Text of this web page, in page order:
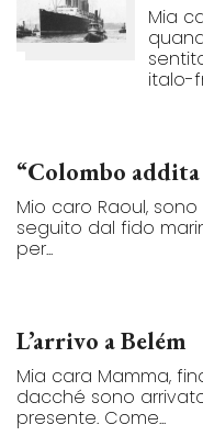
Mia
italo-
“Colombo addita
Mio caro Raoul,
seguito dal fido
per...
L’arrivo a Belém
Mia cara Mamma,
dacché sono
presente. Come...